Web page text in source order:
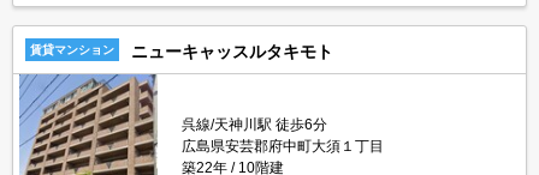
賃貸マンション ニューキャッスルタキモト
呉線/天神川駅 徒歩6分
広島県安芸郡府中町大須１丁目
築22年
10階建